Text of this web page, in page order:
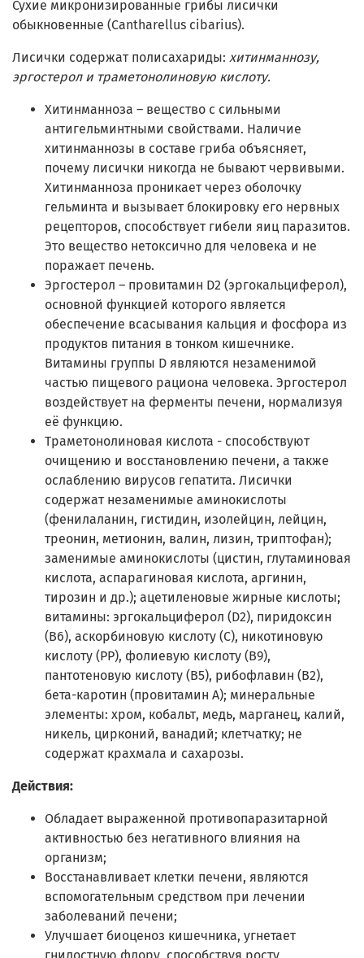
Сухие микронизированные грибы лисички
обыкновенные (Cantharellus cibarius).
Лисички содержат полисахариды: хитинманнозу,
эргостерол и траметонолиновую кислоту.
Хитинманноза – вещество с сильными
антигельминтными свойствами. Наличие
хитинманнозы в составе гриба объясняет,
почему лисички никогда не бывают червивыми.
Хитинманноза проникает через оболочку
гельминта и вызывает блокировку его нервных
рецепторов, способствует гибели яиц паразитов.
Это вещество нетоксично для человека и не
поражает печень.
Эргостерол – провитамин D2 (эргокальциферол),
основной функцией которого является
обеспечение всасывания кальция и фосфора из
продуктов питания в тонком кишечнике.
Витамины группы D являются незаменимой
частью пищевого рациона человека. Эргостерол
воздействует на ферменты печени, нормализуя
её функцию.
Траметонолиновая кислота - способствуют
очищению и восстановлению печени, а также
ослаблению вирусов гепатита. Лисички
содержат незаменимые аминокислоты
(фенилаланин, гистидин, изолейцин, лейцин,
треонин, метионин, валин, лизин, триптофан);
заменимые аминокислоты (цистин, глутаминовая
кислота, аспарагиновая кислота, аргинин,
тирозин и др.); ацетиленовые жирные кислоты;
витамины: эргокальциферол (D2), пиридоксин
(В6), аскорбиновую кислоту (С), никотиновую
кислоту (PP), фолиевую кислоту (В9),
пантотеновую кислоту (В5), рибофлавин (В2),
бета-каротин (провитамин А); минеральные
элементы: хром, кобальт, медь, марганец, калий,
никель, цирконий, ванадий; клетчатку; не
содержат крахмала и сахарозы.
Действия:
Обладает выраженной противопаразитарной
активностью без негативного влияния на
организм;
Восстанавливает клетки печени, являются
вспомогательным средством при лечении
заболеваний печени;
Улучшает биоценоз кишечника, угнетает
гнилостную флору, способствуя росту